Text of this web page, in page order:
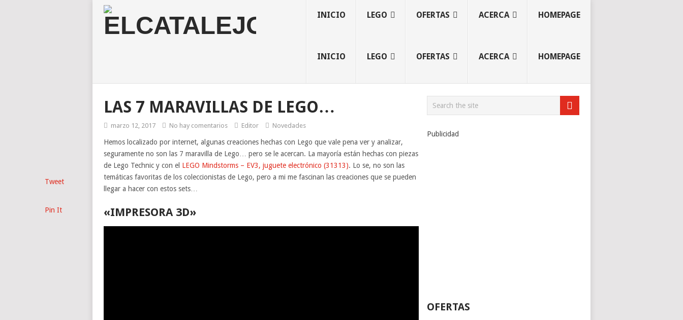
INICIO LEGO OFERTAS ACERCA HOMEPAGE
INICIO LEGO OFERTAS ACERCA HOMEPAGE
LAS 7 MARAVILLAS DE LEGO…
marzo 12, 2017 No hay comentarios Editor Novedades
Hemos localizado por internet, algunas creaciones hechas con Lego que vale pena ver y analizar,
seguramente no son las 7 maravilla de Lego… pero se le acercan. La mayoría están hechas con piezas
de Lego Technic y con el LEGO Mindstorms – EV3, juguete electrónico (31313). Lo se, no son las
temáticas favoritas de los coleccionistas de Lego, pero a mi me fascinan las creaciones que se pueden
llegar a hacer con estos sets…
«IMPRESORA 3D»
Tweet
Pin It
Publicidad
OFERTAS